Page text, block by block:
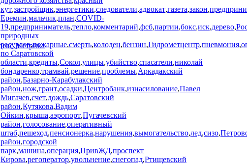
кут,застройщик,энергетики,следователи,адвокат,газета,закон,
Еремин,мальчик,план,COVID-
19,предприниматель,тепло,комментарий,фсб,партии,бокс,иск,дерево,
природных
ресурсов,пожарные,смерть,колодец,бензин,Гидрометцентр,пневмония,
по Саратовской
области,кредиты,Сокол,улицы,убийство,спасатели,николай
бондаренко,трамвай,решение,проблемы,Аркадакский
район,Базарно-Карабулакский
район,нож,грант,осадки,Центробанк,изнасилование,Павел
Мигачев,счет,дождь,Саратовский
район,Кутякова,Вадим
Ойкин,крыша,аэропорт,Пугачевский
район,голосование,оперативный
штаб,пешеход,пенсионерка,нарушения,вымогательство,лед,сизо,
район,городской
парк,машина,операция,ПривЖД,проспект
Кирова,регоператор,увольнение,снегопад,Ртищевский